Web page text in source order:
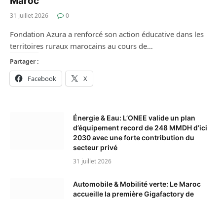
31 juillet 2026 0
Fondation Azura a renforcé son action éducative dans les
territoires ruraux marocains au cours de…
Partager :
Facebook X
Énergie & Eau: L’ONEE valide un plan
d’équipement record de 248 MMDH d’ici
2030 avec une forte contribution du
secteur privé
31 juillet 2026
Automobile & Mobilité verte: Le Maroc
accueille la première Gigafactory de